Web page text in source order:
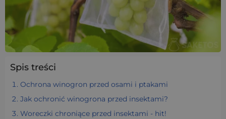
Spis treści
Ochrona winogron przed osami i ptakami
Jak ochronić winogrona przed insektami?
Woreczki chroniące przed insektami - hit!